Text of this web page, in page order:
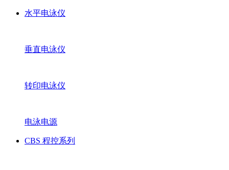
水平电泳仪
垂直电泳仪
转印电泳仪
电泳电源
CBS 程控系列